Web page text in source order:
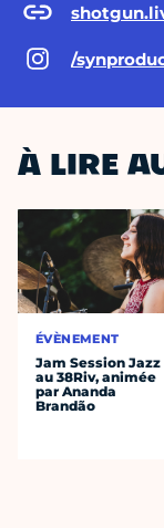
/
À LIRE
ÉVÈNEMENT
Jam Session Jazz
au 38Riv, animée
par Ananda
Brandão